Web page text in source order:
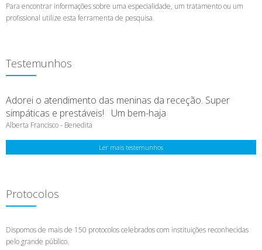
Para encontrar informações sobre uma especialidade, um tratamento ou um
profissional utilize esta ferramenta de pesquisa.
Testemunhos
Adorei o atendimento das meninas da receção. Super
simpáticas e prestáveis! Um bem-haja
Alberta Francisco - Benedita
Ler mais testemunhos
Protocolos
Dispomos de mais de 150 protocolos celebrados com instituições reconhecidas
pelo grande público.